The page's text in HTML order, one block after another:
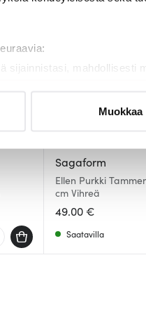
sijainnistasi, mahdollisesti
Lisäksi jaamme
käytät sivustoamme.
Muokkaa
Sagaform
Ellen Purkki
cm Vihreä
49.00 €
Saatavilla